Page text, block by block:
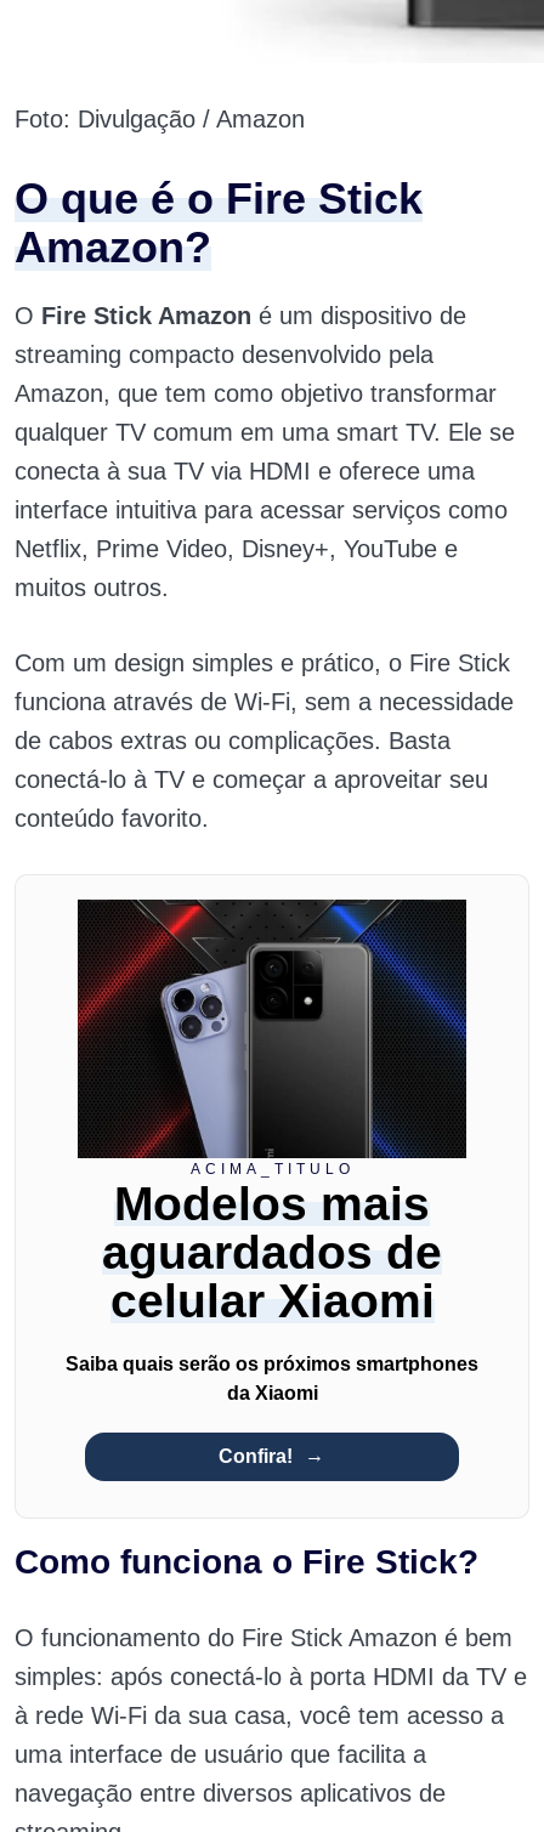
Foto: Divulgação / Amazon
O que é o Fire Stick
Amazon?
O Fire Stick Amazon é um dispositivo de
streaming compacto desenvolvido pela
Amazon, que tem como objetivo transformar
qualquer TV comum em uma smart TV. Ele se
conecta à sua TV via HDMI e oferece uma
interface intuitiva para acessar serviços como
Netflix, Prime Video, Disney+, YouTube e
muitos outros.
Com um design simples e prático, o Fire Stick
funciona através de Wi-Fi, sem a necessidade
de cabos extras ou complicações. Basta
conectá-lo à TV e começar a aproveitar seu
conteúdo favorito.
ACIMA_TITULO
Modelos mais
aguardados de
celular Xiaomi
Saiba quais serão os próximos smartphones
da Xiaomi
Confira!
Como funciona o Fire Stick?
O funcionamento do Fire Stick Amazon é bem
simples: após conectá-lo à porta HDMI da TV e
à rede Wi-Fi da sua casa, você tem acesso a
uma interface de usuário que facilita a
navegação entre diversos aplicativos de